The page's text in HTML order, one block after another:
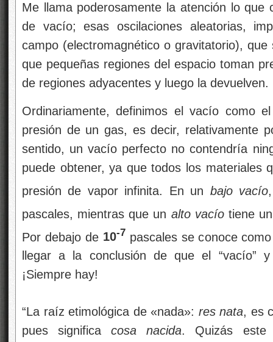
Me llama poderosamente la atención lo que
de vacío; esas oscilaciones aleatorias,
campo (electromagnético o gravitatorio),
que pequeñas regiones del espacio toman
de regiones adyacentes y luego la devuelven.
Ordinariamente, definimos el vacío como
presión de un gas, es decir, relativamente
sentido, un vacío perfecto no contendría
puede obtener, ya que todos los materiales
presión de vapor infinita. En un bajo vacío
pascales, mientras que un alto vacíotiene
Por debajo de 10-7 pascales se conoce
llegar a la conclusión de que el “vacío”
¡Siempre hay!
“La raíz etimológica de «nada»: res nata, es
pues significacosa nacida. Quizás este